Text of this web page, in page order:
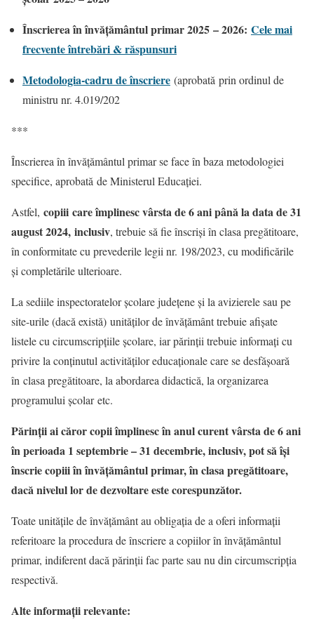
Înscrierea în învățământul primar 2025 – 2026: Cele mai
frecvente întrebări & răspunsuri
Metodologia-cadru de înscriere (aprobată prin ordinul de
ministru nr. 4.019/202
***
Înscrierea în învățământul primar se face în baza metodologiei
specifice, aprobată de Ministerul Educației.
Astfel, copiii care împlinesc vârsta de 6 ani până la data de 31
august 2024, inclusiv, trebuie să fie înscriși în clasa pregătitoare,
în conformitate cu prevederile legii nr. 198/2023, cu modificările
și completările ulterioare.
La sediile inspectoratelor școlare județene și la avizierele sau pe
site-urile (dacă există) unităților de învățământ trebuie afișate
listele cu circumscripțiile școlare, iar părinții trebuie informați cu
privire la conținutul activităților educaționale care se desfășoară
în clasa pregătitoare, la abordarea didactică, la organizarea
programului școlar etc.
Părinții ai căror copii împlinesc în anul curent vârsta de 6 ani
în perioada 1 septembrie – 31 decembrie, inclusiv, pot să își
înscrie copiii în învățământul primar, în clasa pregătitoare,
dacă nivelul lor de dezvoltare este corespunzător.
Toate unitățile de învățământ au obligația de a oferi informații
referitoare la procedura de înscriere a copiilor în învățământul
primar, indiferent dacă părinții fac parte sau nu din circumscripția
respectivă.
Alte informații relevante: